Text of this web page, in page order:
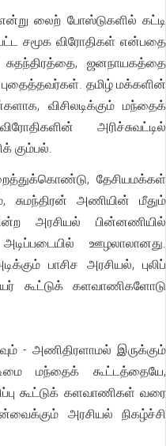
லைற் போஸ்டுகளில் கட்டி
சமூக விரோதிகள் என்பதை
சுதந்திரத்தை, ஜனநாயகத்தை
புதைத்தவர்கள். தமிழ் மக்களின்
விசிலடிக்கும் மந்தைக்
அரிச்சுவட்டில்
கும்பல்.
தேசியமக்கள்
சுமந்திரன் அணியின் மீதும்
அரசியல் பின்னணியில்
அடிப்படையில் ஊழலாலானது.
பாசிச அரசியல், புலிப்
கூட்டுக் களவாணிகளோடு
- அணிதிரளாமல் இருக்கும்
மந்தைக் கூட்டத்தையே,
கூட்டுக் களவாணிகள் வரை
அரசியல் நிகழ்ச்சி